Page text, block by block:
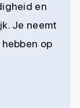
en
Je neemt
op